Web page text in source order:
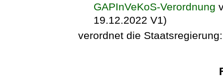
GAPInVeKoS-Verordnung
19.12.2022 V1)
verordnet die Staatsregierung: